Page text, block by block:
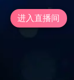
进入直播间